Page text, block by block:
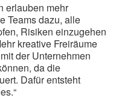
erlauben mehr
Teams dazu, alle
Risiken einzugehen
kreative Freiräume
der Unternehmen
da die
Dafür entsteht